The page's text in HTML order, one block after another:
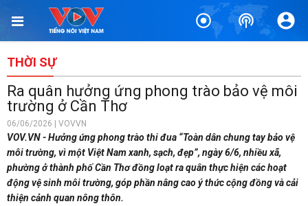
THỜI SỰ
Ra quân hưởng ứng phong trào bảo vệ môi
trường ở Cần Thơ
06/06/2026 | VOVVN
VOV.VN - Hưởng ứng phong trào thi đua “Toàn dân chung tay bảo vệ
môi trường, vì một Việt Nam xanh, sạch, đẹp”, ngày 6/6, nhiều xã,
phường ở thành phố Cần Thơ đồng loạt ra quân thực hiện các hoạt
động vệ sinh môi trường, góp phần nâng cao ý thức cộng đồng và cải
thiện cảnh quan nông thôn.